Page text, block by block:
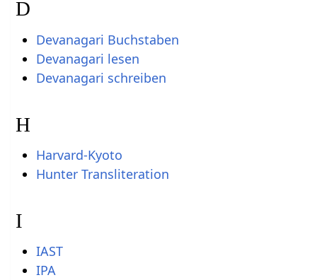
D
Devanagari Buchstaben
Devanagari lesen
Devanagari schreiben
H
Harvard-Kyoto
Hunter Transliteration
I
IAST
IPA